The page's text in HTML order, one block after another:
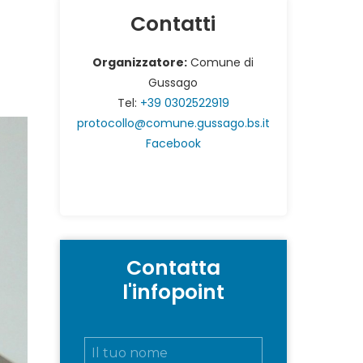
Contatti
Organizzatore: Comune di
Gussago
Tel: +39 0302522919
protocollo@comune.gussago.bs.it
Facebook
Contatta
l'infopoint
N